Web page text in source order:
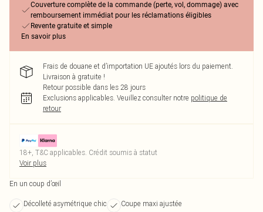
Couverture complète de la commande (perte, vol, dommage) avec
remboursement immédiat pour les réclamations éligibles
Revente gratuite et simple
En savoir plus
Frais de douane et d’importation UE ajoutés lors du paiement.
Livraison à gratuite !
Retour possible dans les 28 jours
Exclusions applicables. Veuillez consulter notre politique de
retour
18+, T&C applicables. Crédit soumis à statut
Voir plus
En un coup d’œil
Décolleté asymétrique chic
Coupe maxi ajustée